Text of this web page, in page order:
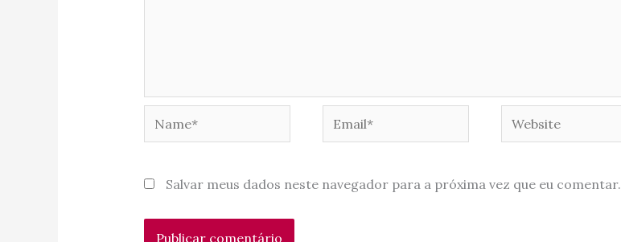
Website
Salvar meus dados neste navegador para a próxima vez que eu comentar.